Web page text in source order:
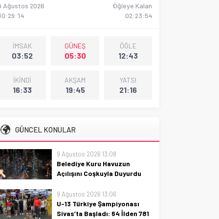
Ağustos 2026
Öğleye Kalan
02:23:53
İMSAK
03:52
GÜNEŞ
05:30
ÖĞLE
12:43
İKİNDİ
16:33
AKŞAM
19:45
YATSI
21:16
GÜNCEL KONULAR
9 Ağustos 2026 13:08
Belediye Kuru Havuzun
Açılışını Coşkuyla Duyurdu
coşkuyla duyuruyor; etkinlik,
sürprizler ve güvenilir bilgilerle
vatandaşlar için keyifli bir
9 Ağustos 2026 13:06
U-13 Türkiye Şampiyonası
Sivas’ta Başladı: 64 İlden 781